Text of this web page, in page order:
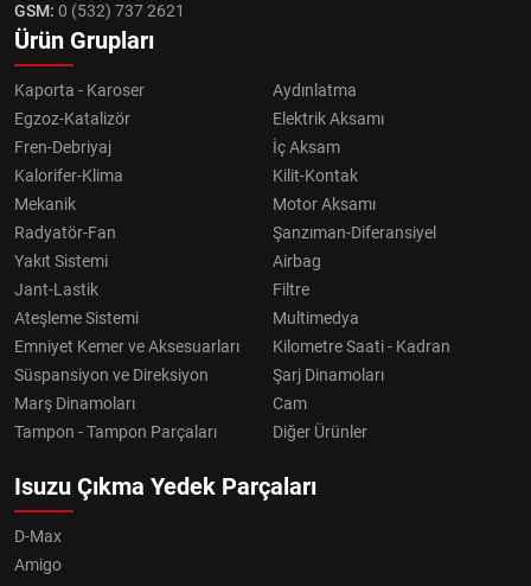
GSM: 0 (532) 737 2621
Ürün Grupları
Kaporta - Karoser
Aydınlatma
Egzoz-Katalizör
Elektrik Aksamı
Fren-Debriyaj
İç Aksam
Kalorifer-Klima
Kilit-Kontak
Mekanik
Motor Aksamı
Radyatör-Fan
Şanzıman-Diferansiyel
Yakıt Sistemi
Airbag
Jant-Lastik
Filtre
Ateşleme Sistemi
Multimedya
Emniyet Kemer ve Aksesuarları
Kilometre Saati - Kadran
Süspansiyon ve Direksiyon
Şarj Dinamoları
Marş Dinamoları
Cam
Tampon - Tampon Parçaları
Diğer Ürünler
Isuzu Çıkma Yedek Parçaları
D-Max
Amigo